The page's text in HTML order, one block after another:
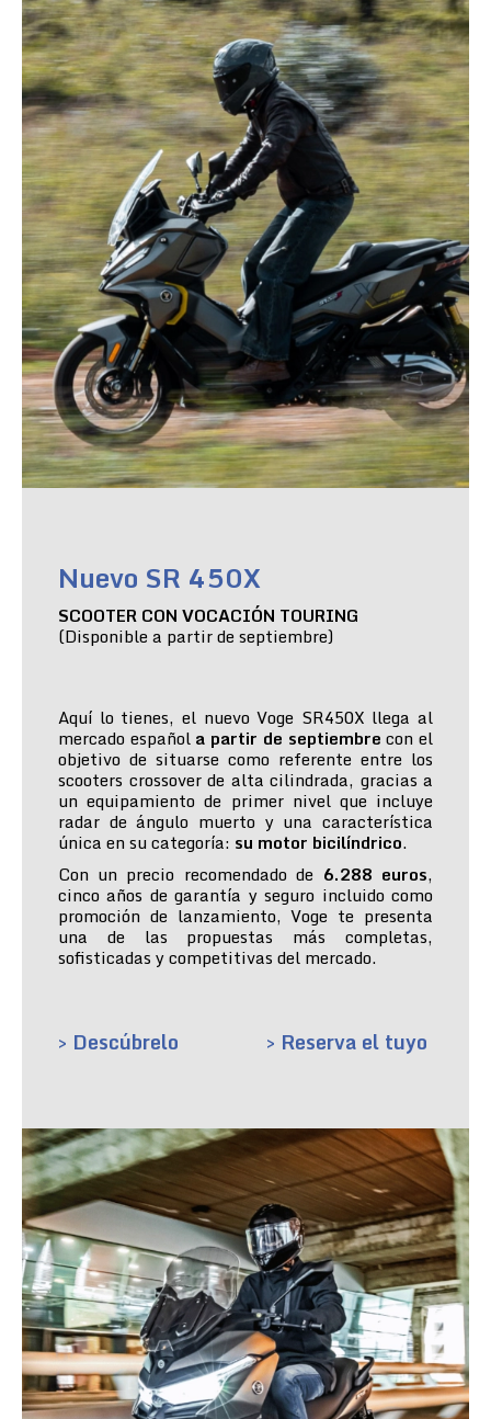
Nuevo SR 450X
SCOOTER CON VOCACIÓN TOURING
(Disponible a partir de septiembre)
Aquí lo tienes, el nuevo Voge SR450X llega al
mercado español a partir de septiembre con el
objetivo de situarse como referente entre los
scooters crossover de alta cilindrada, gracias a
un equipamiento de primer nivel que incluye
radar de ángulo muerto y una característica
única en su categoría: su motor bicilíndrico.
Con un precio recomendado de 6.288 euros,
cinco años de garantía y seguro incluido como
promoción de lanzamiento, Voge te presenta
una de las propuestas más completas,
sofisticadas y competitivas del mercado.
> Descúbrelo > Reserva el tuyo